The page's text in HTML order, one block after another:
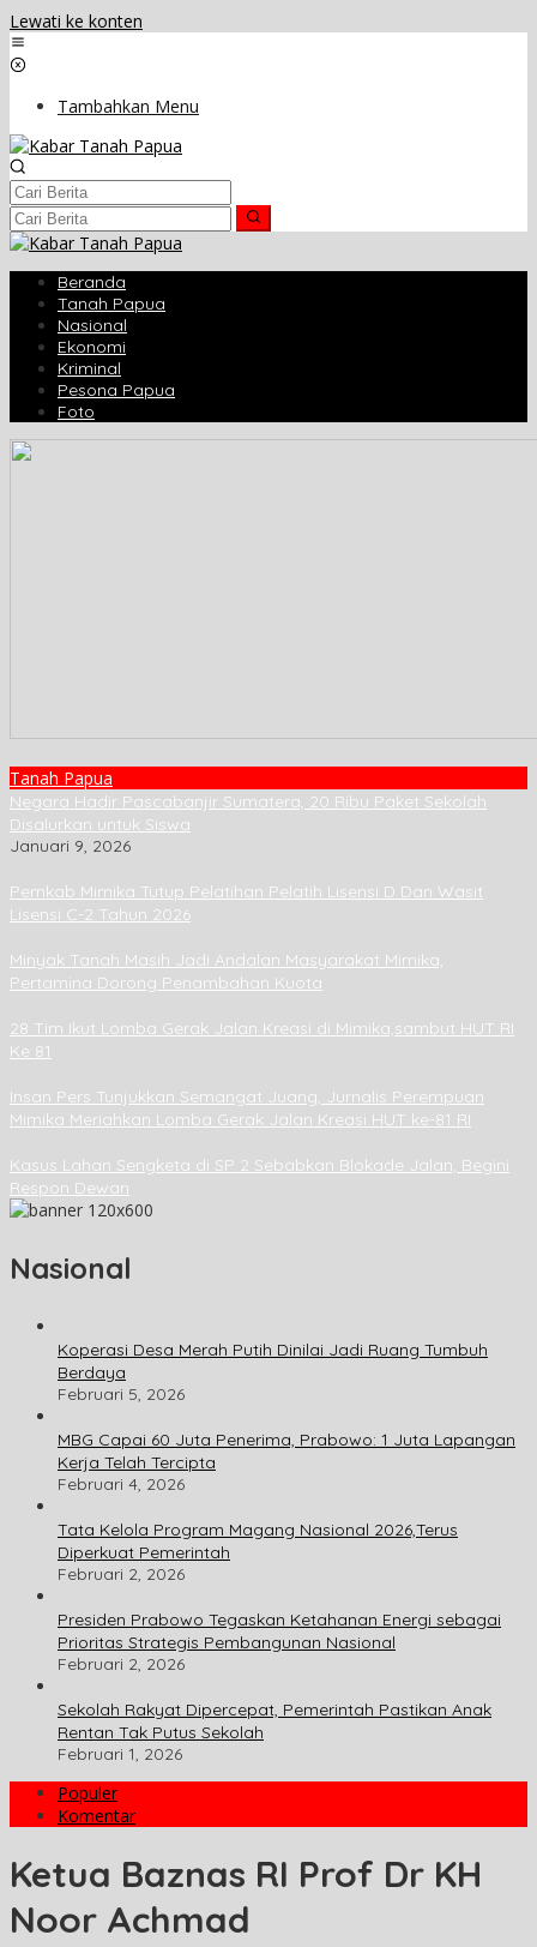
Lewati ke konten
Tambahkan Menu
Beranda
Tanah Papua
Nasional
Ekonomi
Kriminal
Pesona Papua
Foto
Tanah Papua
Negara Hadir Pascabanjir Sumatera, 20 Ribu Paket Sekolah
Disalurkan untuk Siswa
Januari 9, 2026
Pemkab Mimika Tutup Pelatihan Pelatih Lisensi D Dan Wasit
Lisensi C-2 Tahun 2026
Minyak Tanah Masih Jadi Andalan Masyarakat Mimika,
Pertamina Dorong Penambahan Kuota
28 Tim Ikut Lomba Gerak Jalan Kreasi di Mimika,sambut HUT RI
Ke 81
Insan Pers Tunjukkan Semangat Juang, Jurnalis Perempuan
Mimika Meriahkan Lomba Gerak Jalan Kreasi HUT ke-81 RI
Kasus Lahan Sengketa di SP 2 Sebabkan Blokade Jalan, Begini
Respon Dewan
Nasional
Koperasi Desa Merah Putih Dinilai Jadi Ruang Tumbuh
Berdaya
Februari 5, 2026
MBG Capai 60 Juta Penerima, Prabowo: 1 Juta Lapangan
Kerja Telah Tercipta
Februari 4, 2026
Tata Kelola Program Magang Nasional 2026,Terus
Diperkuat Pemerintah
Februari 2, 2026
Presiden Prabowo Tegaskan Ketahanan Energi sebagai
Prioritas Strategis Pembangunan Nasional
Februari 2, 2026
Sekolah Rakyat Dipercepat, Pemerintah Pastikan Anak
Rentan Tak Putus Sekolah
Februari 1, 2026
Populer
Komentar
Ketua Baznas RI Prof Dr KH
Noor Achmad